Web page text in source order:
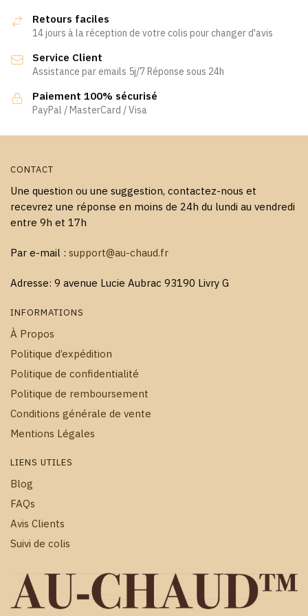
peuvent
choisies
sur
la
page
être
Retours faciles
14 jours à la réception de votre colis pour changer d'avis
Service Client
Assistance par emails 5j/7 Réponse sous 24h
Paiement 100% sécurisé
PayPal / MasterCard / Visa
CONTACT
Une question ou une suggestion, contactez-nous et
recevrez une réponse en moins de 24h du lundi au vendredi
entre 9h et 17h
Par e-mail : support@au-chaud.fr
Adresse: 9 avenue Lucie Aubrac 93190 Livry G
INFORMATIONS
À Propos
Politique d’expédition
Politique de confidentialité
Politique de remboursement
Conditions générale de vente
Mentions Légales
LIENS UTILES
Blog
FAQs
Avis Clients
Suivi de colis